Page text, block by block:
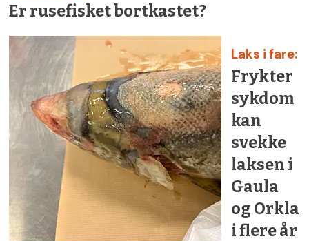
Er rusefisket bortkastet?
Laks i fare:
Frykter
sykdom
kan
svekke
laksen i
Gaula
og Orkla
i flere år